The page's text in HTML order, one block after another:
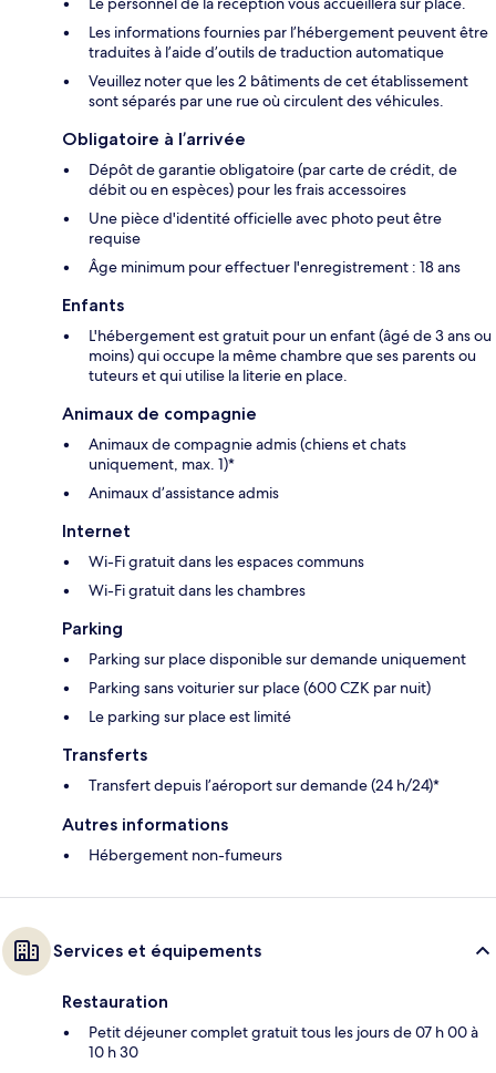
Les informations fournies par l’hébergement peuvent être
traduites à l’aide d’outils de traduction automatique
Veuillez noter que les 2 bâtiments de cet établissement
sont séparés par une rue où circulent des véhicules.
Obligatoire à l’arrivée
Dépôt de garantie obligatoire (par carte de crédit, de
débit ou en espèces) pour les frais accessoires
Une pièce d'identité officielle avec photo peut être
requise
Âge minimum pour effectuer l'enregistrement : 18 ans
Enfants
L'hébergement est gratuit pour un enfant (âgé de 3 ans ou
moins) qui occupe la même chambre que ses parents ou
tuteurs et qui utilise la literie en place.
Animaux de compagnie
Animaux de compagnie admis (chiens et chats
uniquement, max. 1)*
Animaux d’assistance admis
Internet
Wi-Fi gratuit dans les espaces communs
Wi-Fi gratuit dans les chambres
Parking
Parking sur place disponible sur demande uniquement
Parking sans voiturier sur place (600 CZK par nuit)
Le parking sur place est limité
Transferts
Transfert depuis l’aéroport sur demande (24 h/24)*
Autres informations
Hébergement non-fumeurs
Services et équipements
Restauration
Petit déjeuner complet gratuit tous les jours de 07 h 00 à
10 h 30